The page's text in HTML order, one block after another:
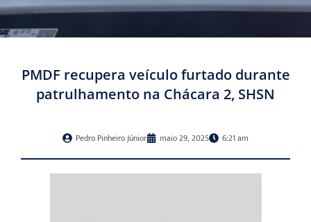
PMDF recupera veículo furtado durante
patrulhamento na Chácara 2, SHSN
Pedro Pinheiro Júnior maio 29, 2025 6:21 am